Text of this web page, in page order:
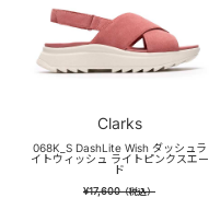
Clarks
068K_S DashLite Wish ダッシュラ
イトウィッシュ ライトピンクスエー
ド
¥17,600（税込）